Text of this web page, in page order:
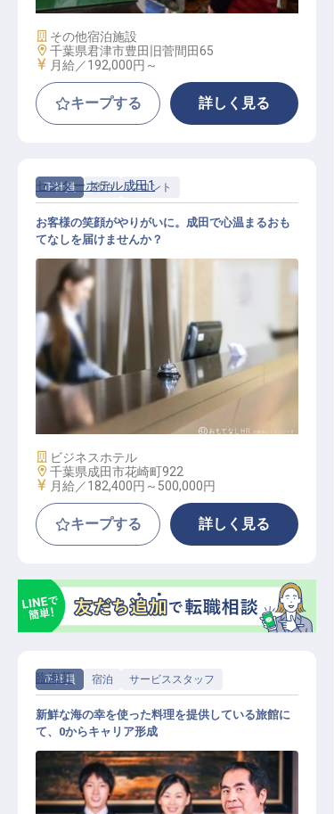
施設業態
その他宿泊施設
勤務地
千葉県君津市豊田旧菅間田65
給与
月給／192,000円～
キープする 詳しく見る
正社員 宿泊 フロント
ホテルフロントスタッフ
センターホテル成田1
お客様の笑顔がやりがいに。成田で心温まるおも
てなしを届けませんか？
施設業態
ビジネスホテル
勤務地
千葉県成田市花崎町922
給与
月給／182,400円～ 500,000円
キープする 詳しく見る
正社員 宿泊 サービススタッフ
臨海荘
新鮮な海の幸を使った料理を提供している旅館に
て、0からキャリア形成